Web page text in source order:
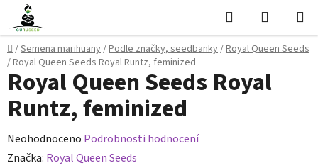
Přejít
obsah
Hledat
KOŠÍK
Domů
/Semena marihuany/Podle značky, seedbanky/Royal Queen Seeds
/Royal Queen Seeds Royal Runtz, feminized
Royal Queen Seeds Royal
Runtz, feminized
Průměrné
hodnocení
Neohodnoceno Podrobnosti hodnocení
Značka: Royal Queen Seeds